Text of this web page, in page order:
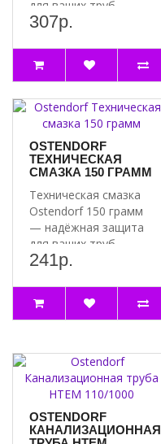
для ваших труб
Почему стоит
307р.
OSTENDORF
ТЕХНИЧЕСКАЯ
СМАЗКА 150 ГРАММ
Техническая смазка
Ostendorf 150 грамм
— надёжная защита
для ваших труб
Почему стоит
241р.
OSTENDORF
КАНАЛИЗАЦИОННАЯ